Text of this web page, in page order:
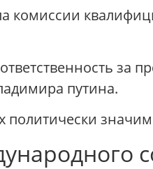
комиссии
путина.